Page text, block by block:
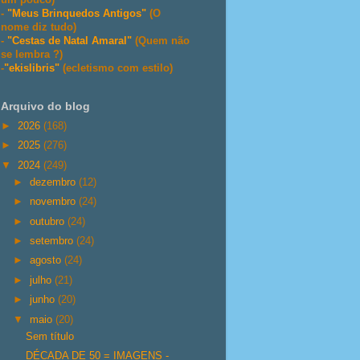
- "Meus Brinquedos Antigos" (O
nome diz tudo)
- "Cestas de Natal Amaral" (Quem não
se lembra ?)
-"ekislibris" (ecletismo com estilo)
Arquivo do blog
► 2026 (168)
► 2025 (276)
▼ 2024 (249)
►dezembro(12)
► novembro(24)
►outubro(24)
►setembro(24)
►agosto(24)
►julho(21)
►junho(20)
▼ maio(20)
Sem título
DÉCADA DE 50 = IMAGENS -